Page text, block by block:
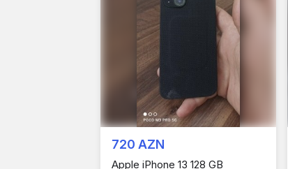
720 AZN
Apple iPhone 13 128 GB